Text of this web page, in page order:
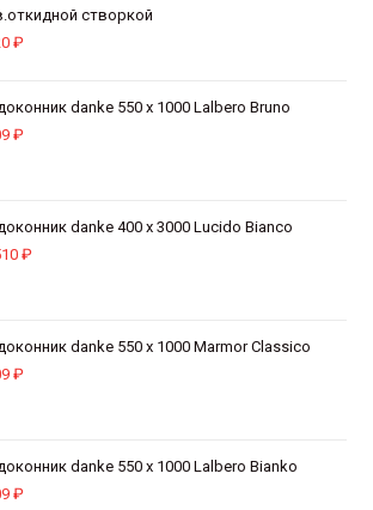
створкой
₽
danke 550 х 1000 Lalbero Bruno
₽
danke 400 х 3000 Lucido Bianco
₽
danke 550 х 1000 Marmor Classico
₽
danke 550 х 1000 Lalbero Bianko
₽